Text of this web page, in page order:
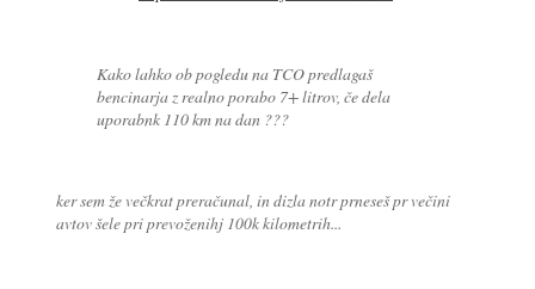
Kako lahko ob pogledu na TCO predlagaš
bencinarja z realno porabo 7+ litrov, če dela
uporabnk 110 km na dan ???
ker sem že večkrat preračunal, in dizla notr prneseš pr večini
avtov šele pri prevoženihj 100k kilometrih...